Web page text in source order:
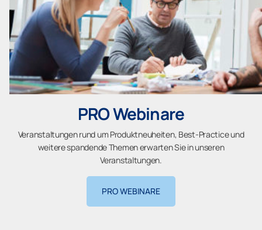
PRO Webinare
Veranstaltungen rund um Produktneuheiten, Best-Practice und
weitere spandende Themen erwarten Sie in unseren
Veranstaltungen.
PRO WEBINARE